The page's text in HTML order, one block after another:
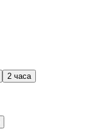
2 часа